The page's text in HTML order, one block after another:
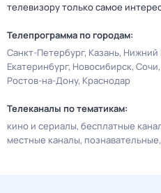
телевизору только самое
Телепрограмма по городам:
Санкт-Петербург Казань Нижний
Екатеринбург Новосибирск Сочи
Ростов-на-Дону Краснодар
Телеканалы по тематикам:
кино и сериалы бесплатные
местные каналы познавательные